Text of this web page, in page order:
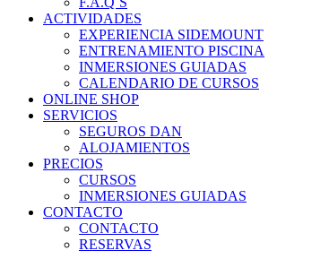
ACTIVIDADES
EXPERIENCIA SIDEMOUNT
ENTRENAMIENTO PISCINA
INMERSIONES GUIADAS
CALENDARIO DE CURSOS
ONLINE SHOP
SERVICIOS
SEGUROS DAN
ALOJAMIENTOS
PRECIOS
CURSOS
INMERSIONES GUIADAS
CONTACTO
CONTACTO
RESERVAS